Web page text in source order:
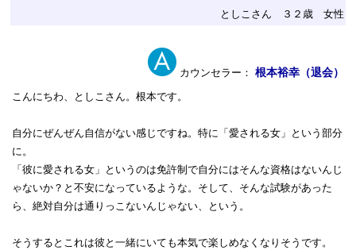
としこさん ３２歳 女性
カウンセラー： 根本裕幸（退会）
こんにちわ、としこさん。根本です。
自分にぜんぜん自信がない感じですね。特に「愛される女」という部分
に。
「彼に愛される女」というのは免許制で自分にはそんな資格はないんじ
ゃないか？と不安になっているような。そして、そんな試験があった
ら、絶対自分は通りっこないんじゃない、という。
そうするとこれは彼と一緒にいても本気で楽しめなくなりそうです。